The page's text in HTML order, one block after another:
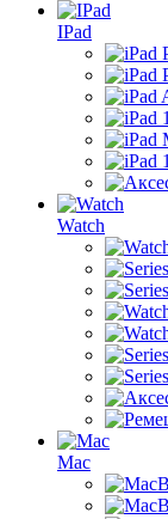
IPad
Watch
Mac